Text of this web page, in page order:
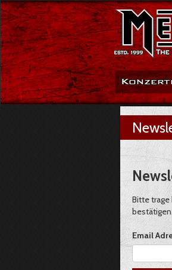
Bitte trage
bestätigen.
Email